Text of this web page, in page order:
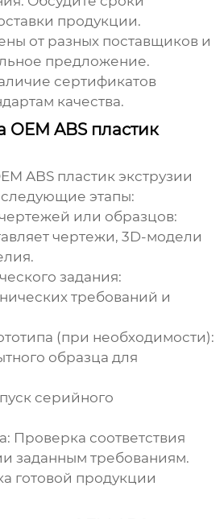
продукции.
от разных поставщиков и
предложение.
сертификатов
качества.
OEM ABS пластик
ABS пластик экструзии
этапы:
или образцов:
чертежи, 3D-модели
задания:
требований и
(при необходимости):
образца для
серийного
Проверка соответствия
заданным требованиям.
готовой продукции